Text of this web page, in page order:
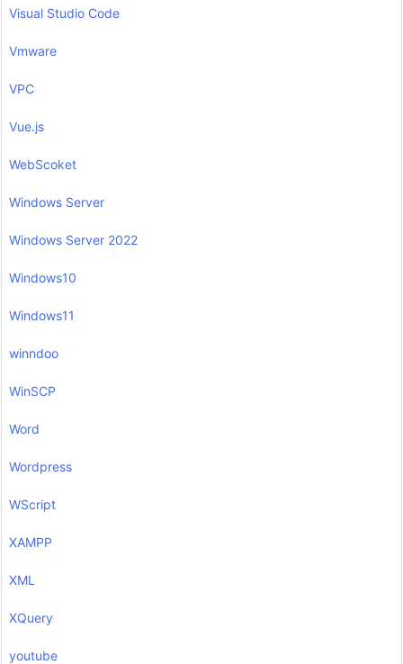
Visual Studio Code
Vmware
VPC
Vue.js
WebScoket
Windows Server
Windows Server 2022
Windows10
Windows11
winndoo
WinSCP
Word
Wordpress
WScript
XAMPP
XML
XQuery
youtube